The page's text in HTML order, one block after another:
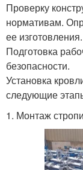
Проверку
нормативам.
ее
Подготовка
безопасности.
Установка
следующие
1. Монтаж